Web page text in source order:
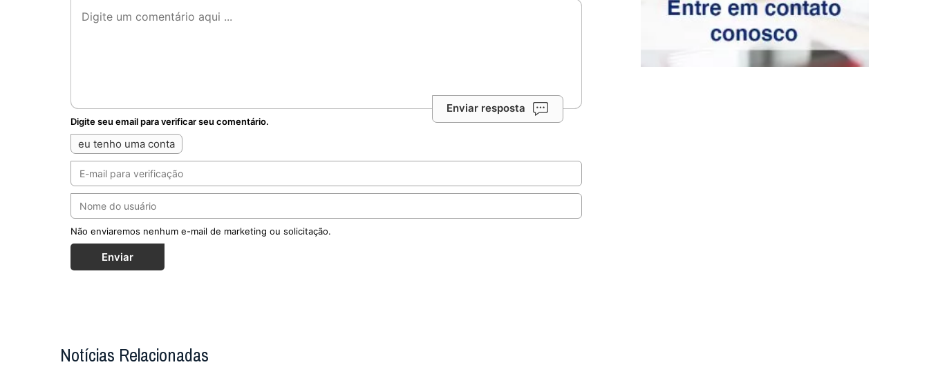
Enviar resposta
Digite seu email para verificar seu comentário.
eu tenho uma conta
Não enviaremos nenhum e-mail de marketing ou solicitação.
Enviar
Notícias Relacionadas